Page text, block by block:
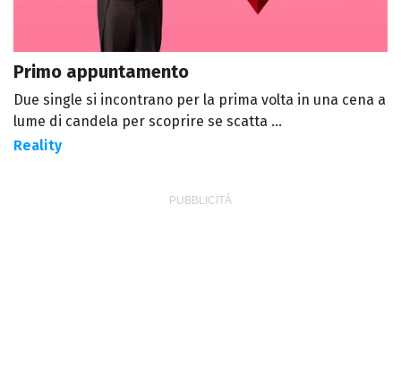
Primo appuntamento
Due single si incontrano per la prima volta in una cena a
lume di candela per scoprire se scatta ...
Reality